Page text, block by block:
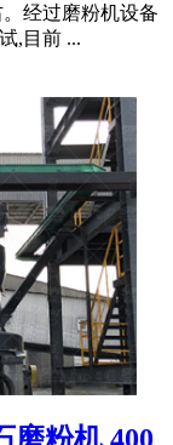
经过磨粉机设备
,目前 ...